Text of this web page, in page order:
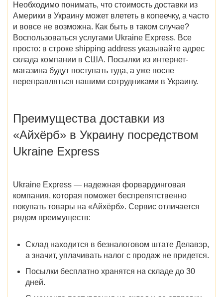
Необходимо понимать, что стоимость доставки из
Америки в Украину может влететь в копеечку, а часто
и вовсе не возможна. Как быть в таком случае?
Воспользоваться услугами Ukraine Express. Все
просто: в строке shipping address указывайте адрес
склада компании в США. Посылки из интернет-
магазина будут поступать туда, а уже после
переправляться нашими сотрудниками в Украину.
Преимущества доставки из
«Айхёрб» в Украину посредством
Ukraine Express
Ukraine Express — надежная форвардинговая
компания, которая поможет беспрепятственно
покупать товары на «Айхёрб». Сервис отличается
рядом преимуществ:
Склад находится в безналоговом штате Делавэр,
а значит, уплачивать налог с продаж не придется.
Посылки бесплатно хранятся на складе до 30
дней.